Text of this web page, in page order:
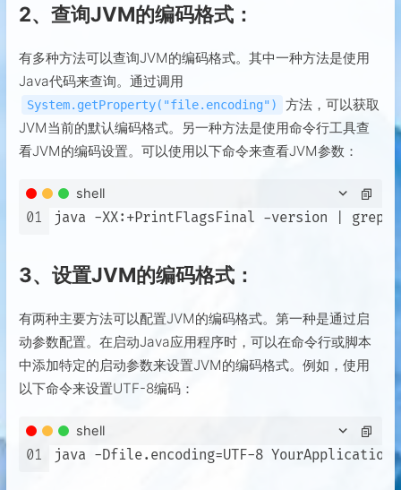
2、查询JVM的编码格式：
有多种方法可以查询JVM的编码格式。其中一种方法是使用
Java代码来查询。通过调用
System.getProperty("file.encoding")
方法，可以获取
JVM当前的默认编码格式。另一种方法是使用命令行工具查
看JVM的编码设置。可以使用以下命令来查看JVM参数：
shell
01
3、设置JVM的编码格式：
有两种主要方法可以配置JVM的编码格式。第一种是通过启
动参数配置。在启动Java应用程序时，可以在命令行或脚本
中添加特定的启动参数来设置JVM的编码格式。例如，使用
以下命令来设置UTF-8编码：
shell
01